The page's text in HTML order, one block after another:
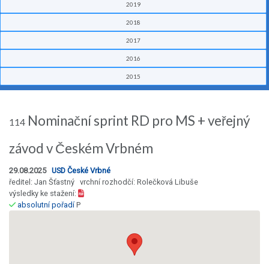
2019
2018
2017
2016
2015
114 Nominační sprint RD pro MS + veřejný
závod v Českém Vrbném
29.08.2025 USD České Vrbné
ředitel: Jan Šťastný vrchní rozhodčí: Rolečková Libuše
výsledky ke stažení:
absolutní pořadíP